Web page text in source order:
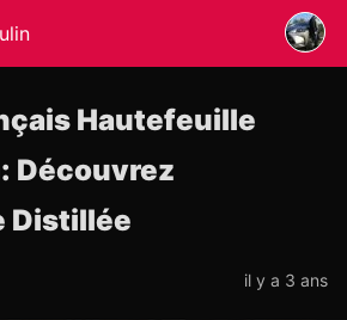
Hautefeuille
Découvrez
Distillée
il y a 3 ans